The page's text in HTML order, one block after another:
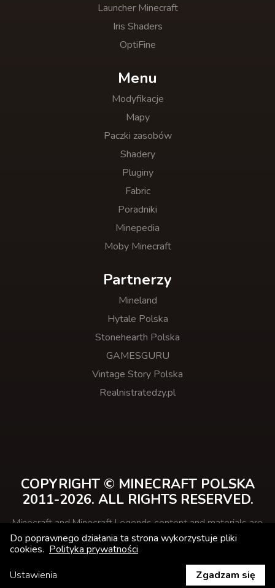
Launcher Minecraft
Iris Shaders
OptiFine
Menu
Modyfikacje
Mapy
Paczki zasobów
Shadery
Pluginy
Fabric
Poradniki
Minepedia
Moby Minecraft
Partnerzy
Mineland
Hytale Polska
Stonehearth Polska
GAMESGURU
Vintage Story Polska
Realnistratedzy.pl
COPYRIGHT © MINECRAFT POLSKA
2011-2026. ALL RIGHTS RESERVED.
Minecraft and Minecraft Legends content and materials are
trademarks and copyrights of Mojang Studios and its
licensors.
This website is not affiliated with Minecraft.net or
Do poprawnego działania ta strona wykorzystuje pliki
cookies. Polityka prywatności
Ustawienia
Zgadzam się